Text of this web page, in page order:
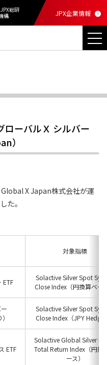
JPX総研
構 JPX企業情報
ローバルＸ シルバー
）
X Japan株式会社が運
た。
対象指標
ETF
Solactive Silver Spot
Close Index（円換算ベー
Solactive Silver Spot
Close Index（JPY
ETF
Solactive Global Silver
Total Return Index（円換
ース）